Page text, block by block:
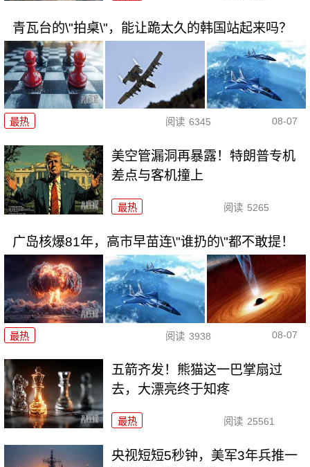
青瓦台的\"拍桌\"，能让跪太久的韩国站起来吗？
最热 阅读 6345 08-07
美空管漏洞再暴露！特朗普专机
差点与客机撞上
最热 阅读 5265
广岛核爆81年，高市早苗连\"谁扔的\"都不敢提！
最热 阅读 3938 08-07
五箭齐发！熊猫这一巴掌扇过
去，大漂亮终于知疼
最热 阅读 25561
央视短短5秒钟，美军3年兵推一